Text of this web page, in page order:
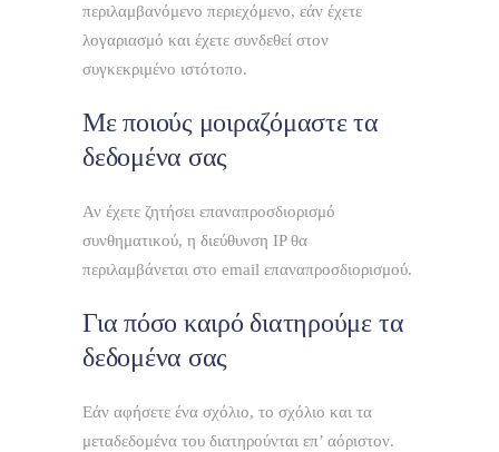
περιλαμβανόμενο περιεχόμενο, εάν έχετε
λογαριασμό και έχετε συνδεθεί στον
συγκεκριμένο ιστότοπο.
Με ποιούς μοιραζόμαστε τα
δεδομένα σας
Αν έχετε ζητήσει επαναπροσδιορισμό
συνθηματικού, η διεύθυνση IP θα
περιλαμβάνεται στο email επαναπροσδιορισμού.
Για πόσο καιρό διατηρούμε τα
δεδομένα σας
Εάν αφήσετε ένα σχόλιο, το σχόλιο και τα
μεταδεδομένα του διατηρούνται επ’ αόριστον.